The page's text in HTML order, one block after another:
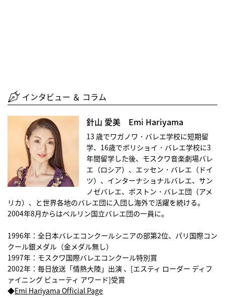
インタビュー ＆ コラム
針山 愛美 Emi Hariyama
13 歳でワガノワ・バレエ学校に短期留
学、16歳でボリショイ・バレエ学校に3
年間留学した後、モスクワ音楽劇場バレ
エ（ロシア）、エッセン・バレエ（ドイ
ツ）、インターナショナルバレエ、サン
ノゼバレエ、ボストン・バレエ団（アメ
リカ）、と世界各地のバレエ団に入団し海外で活躍を続ける。
2004年8月からはベルリン国立バレエ団の一員に。
1996年：全日本バレエコンクールシニアの部第2位、パリ国際コン
クール銀メダル（金メダル無し）
1997年：モスクワ国際バレエコンクール特別賞
2002年：毎日放送「情熱大陸」出演 、[エスティ ローダー ディフ
ァイニング ビューティ アワード]受賞
◆Emi Hariyama Official Page